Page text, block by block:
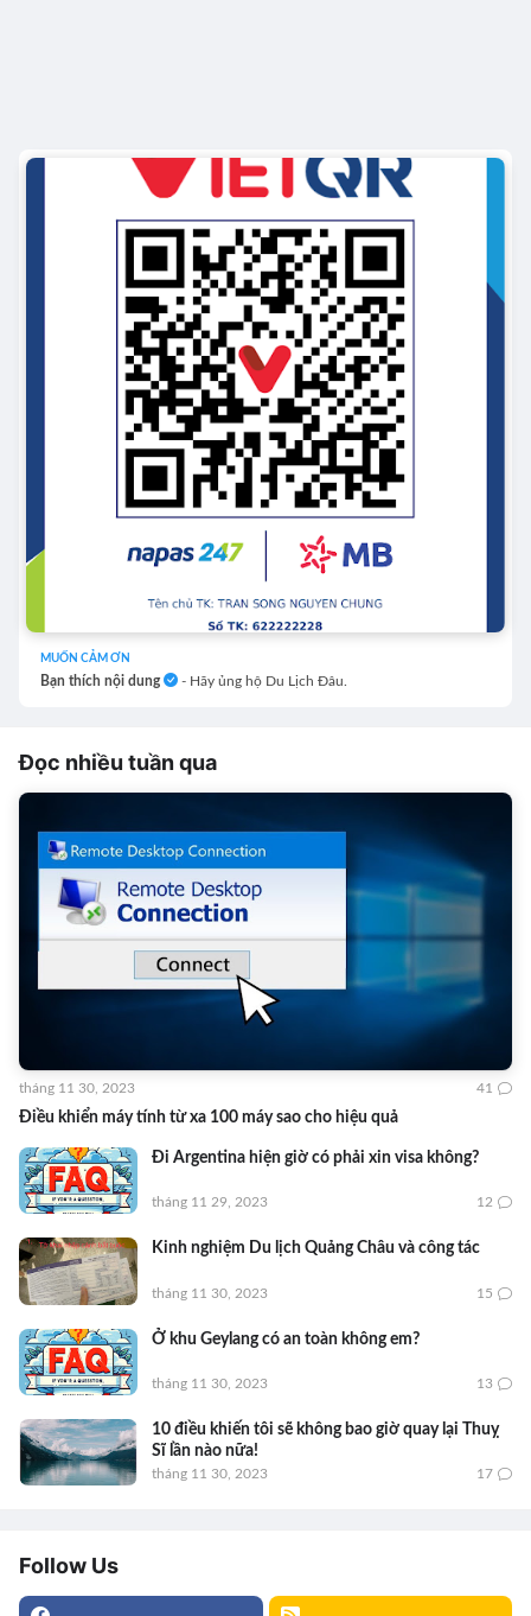
MUỐN CẢM ƠN
Bạn thích nội dung - Hãy ủng hộ Du Lịch Đâu.
Đọc nhiều tuần qua
Điều khiển máy tính từ xa 100 máy sao cho hiệu quả
tháng 11 30, 2023 41
Đi Argentina hiện giờ có phải xin visa không?
tháng 11 29, 2023 12
Kinh nghiệm Du lịch Quảng Châu và công tác
tháng 11 30, 2023 15
Ở khu Geylang có an toàn không em?
tháng 11 30, 2023 13
10 điều khiến tôi sẽ không bao giờ quay lại Thuỵ
Sĩ lần nào nữa!
tháng 11 30, 2023 17
Follow Us